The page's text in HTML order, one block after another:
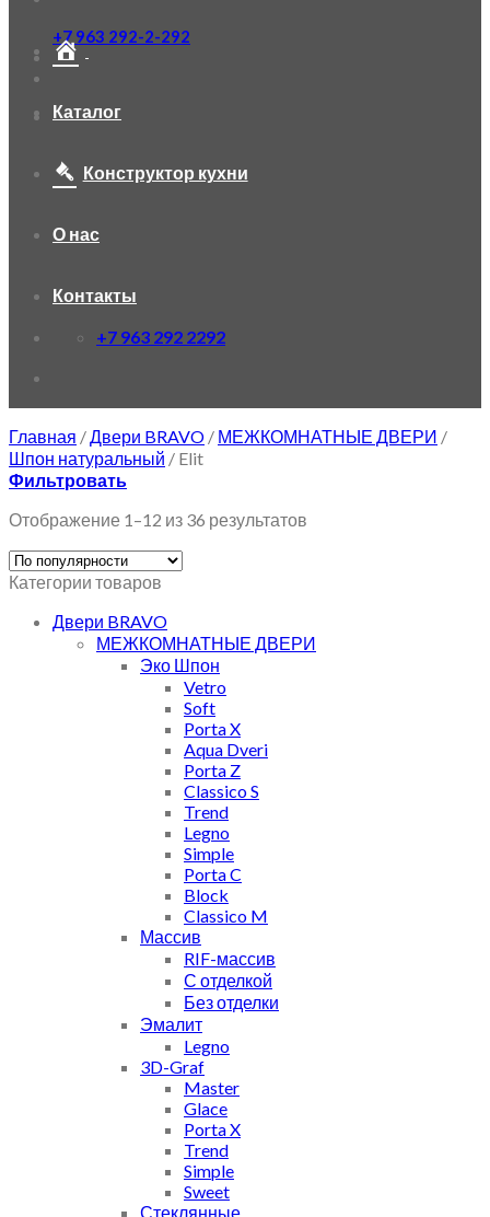
+7 963 292-2-292
Каталог
Конструктор кухни
О нас
Контакты
+7 963 292 2292
Главная /Двери BRAVO / МЕЖКОМНАТНЫЕ ДВЕРИ /
Шпон натуральный / Elit
Фильтровать
Отображение 1–12 из 36 результатов
Категории товаров
Двери BRAVO
МЕЖКОМНАТНЫЕ ДВЕРИ
Эко Шпон
Vetro
Soft
Porta X
Aqua Dveri
Porta Z
Classico S
Trend
Legno
Simple
Porta C
Block
Classico M
Массив
RIF-массив
С отделкой
Без отделки
Эмалит
Legno
3D-Graf
Master
Glace
Porta X
Trend
Simple
Sweet
Стеклянные